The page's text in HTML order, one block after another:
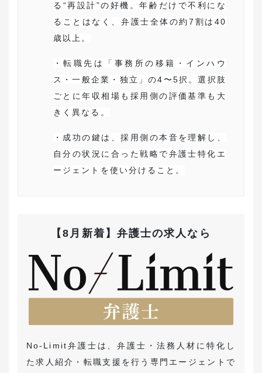
る“再設計”の好機。年齢だけで不利にな
ることはなく、弁護士全体の約7割は40
歳以上。
・転職先は「事務所の移籍・インハウ
ス・一般企業・独立」の4〜5択。選択肢
ごとに年収相場も採用側の評価基準も大
きく異なる。
・成功の鍵は、採用側の本音を理解し、
自分の状況に合った戦略で弁護士特化エ
ージェントを使い分けること。
【8月新着】弁護士の求人なら
No-Limit弁護士は、弁護士・法務人材に特化し
た求人紹介・転職支援を行う専門エージェントで